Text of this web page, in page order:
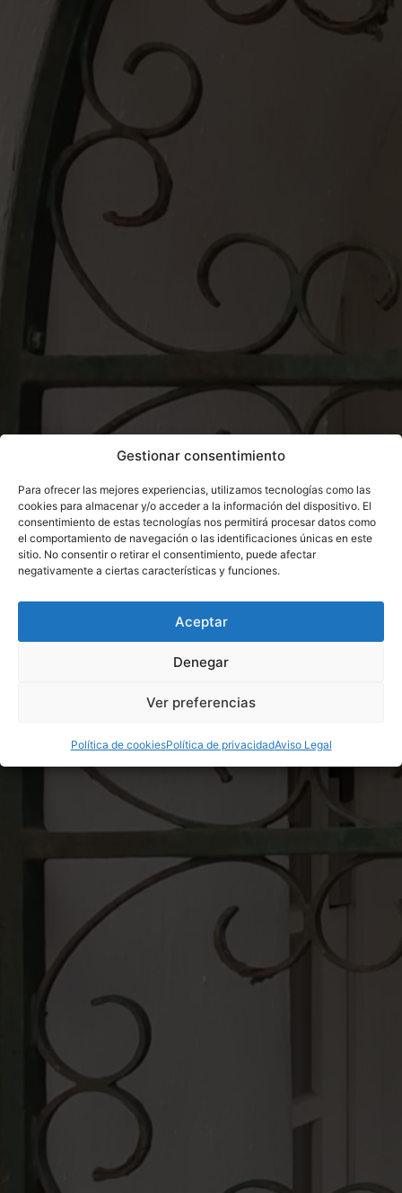
Gestionar consentimiento
Para ofrecer las mejores experiencias, utilizamos tecnologías como las
cookies para almacenar y/o acceder a la información del dispositivo. El
consentimiento de estas tecnologías nos permitirá procesar datos como
el comportamiento de navegación o las identificaciones únicas en este
sitio. No consentir o retirar el consentimiento, puede afectar
negativamente a ciertas características y funciones.
Aceptar
Denegar
Ver preferencias
Política de cookiesPolítica de privacidadAviso Legal